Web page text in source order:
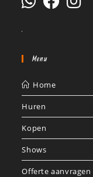
Menu
Home
Huren
Kopen
Shows
Offerte aanvragen